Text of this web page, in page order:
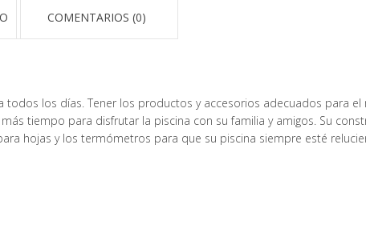
COMENTARIOS (0)
los días. Tener los productos y accesorios adecuados para
tiempo para disfrutar la piscina con su familia y amigos. Su
hojas y los termómetros para que su piscina siempre esté